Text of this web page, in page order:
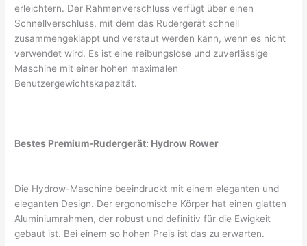
erleichtern. Der Rahmenverschluss verfügt über einen
Schnellverschluss, mit dem das Rudergerät schnell
zusammengeklappt und verstaut werden kann, wenn es nicht
verwendet wird. Es ist eine reibungslose und zuverlässige
Maschine mit einer hohen maximalen
Benutzergewichtskapazität.
Bestes Premium-Rudergerät: Hydrow Rower
Die Hydrow-Maschine beeindruckt mit einem eleganten und
eleganten Design. Der ergonomische Körper hat einen glatten
Aluminiumrahmen, der robust und definitiv für die Ewigkeit
gebaut ist. Bei einem so hohen Preis ist das zu erwarten.